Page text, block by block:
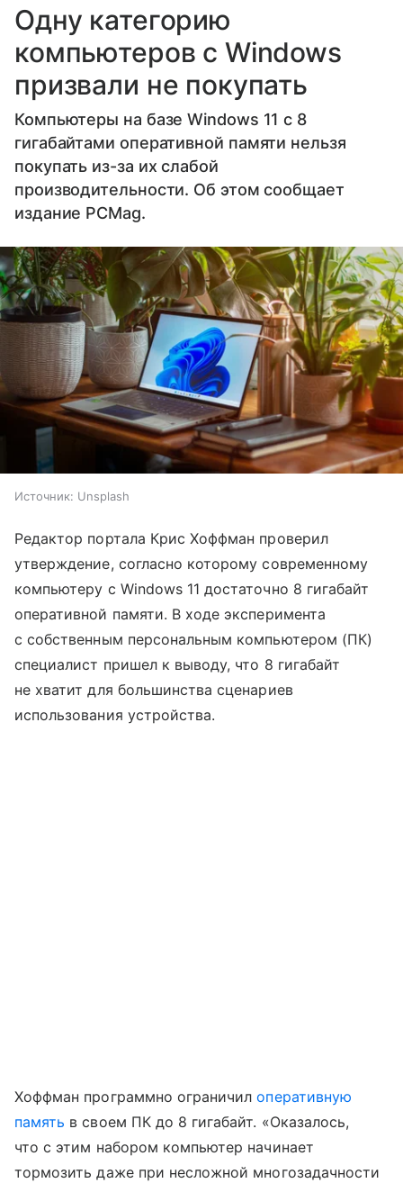
Одну категорию
компьютеров с Windows
призвали не покупать
Компьютеры на базе Windows 11 c 8
гигабайтами оперативной памяти нельзя
покупать из-за их слабой
производительности. Об этом сообщает
издание PCMag.
Источник: Unsplash
Редактор портала Крис Хоффман проверил
утверждение, согласно которому современному
компьютеру с Windows 11 достаточно 8 гигабайт
оперативной памяти. В ходе эксперимента
с собственным персональным компьютером (ПК)
специалист пришел к выводу, что 8 гигабайт
не хватит для большинства сценариев
использования устройства.
Хоффман программно ограничилоперативную
память в своем ПК до 8 гигабайт. «Оказалось,
что с этим набором компьютер начинает
тормозить даже при несложной многозадачности